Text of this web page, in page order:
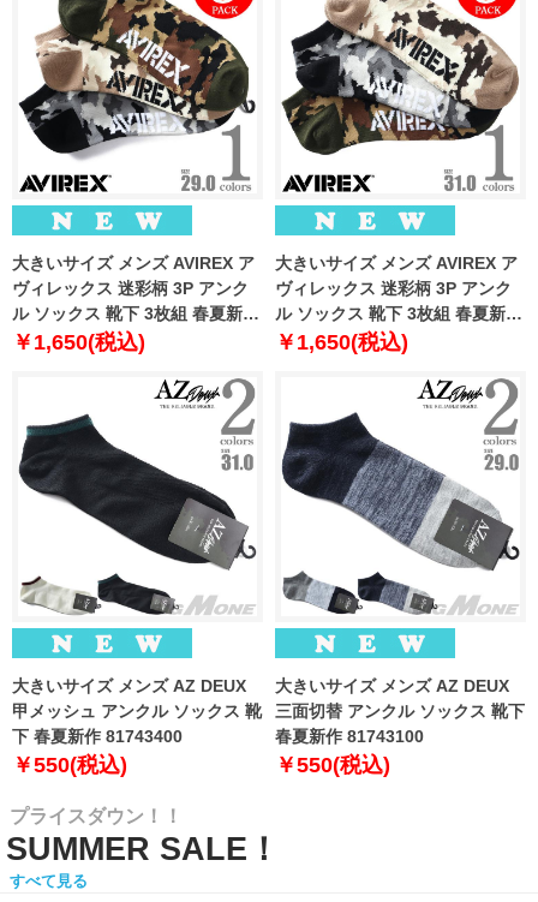
大きいサイズ メンズ AVIREX ア
ヴィレックス 迷彩柄 3P アンク
ル ソックス 靴下 3枚組 春夏新作
81713400
￥1,650(税込)
大きいサイズ メンズ AVIREX ア
ヴィレックス 迷彩柄 3P アンク
ル ソックス 靴下 3枚組 春夏新作
81713500
￥1,650(税込)
大きいサイズ メンズ AZ DEUX
甲メッシュ アンクル ソックス 靴
下 春夏新作 81743400
￥550(税込)
大きいサイズ メンズ AZ DEUX
三面切替 アンクル ソックス 靴下
春夏新作 81743100
￥550(税込)
プライスダウン！！
SUMMER SALE！
すべて見る